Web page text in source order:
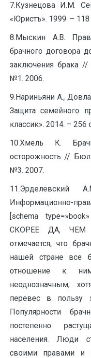
7.Кузнецова И.М.
«Юристъ». 1999. – 118
8.Мыскин А.В.
брачного договора
заключения брака
№1. 2006.
9.Нариньяни А.,
Защита семейного
классик». 2014. – 256
10.Хмель К.
осторожность //
№3. 2007.
Информационно-
[schema
СКОРЕЕ ДА, ЧЕМ
отмечается, что
нашей стране все
отношение к ним
неоднозначным,
перевес в пользу
Популярности
постепенно
населения. Люди
своими правами и